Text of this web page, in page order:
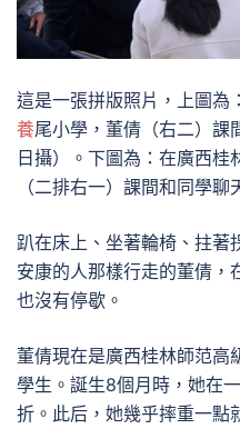
這是一張拼版照片，上圖為
養尾小學，董倩（右二）課
日攝）。下圖為：在廣西桂
（二排右一）課間和同學
趴在床上、坐著輪椅、拄
安康的人那樣行走的董倩，
也沒有停歇。
董倩現在是廣西桂林師范高
學生。誕生8個月時，她在
折。此后，她幾乎摔重一點